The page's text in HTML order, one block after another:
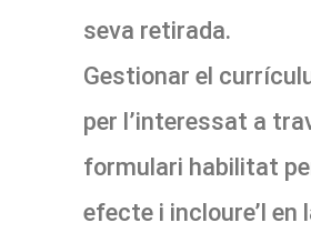
seva retirada.
Gestionar el
per l’interessat a
formulari habilitat
efecte i incloure’l en